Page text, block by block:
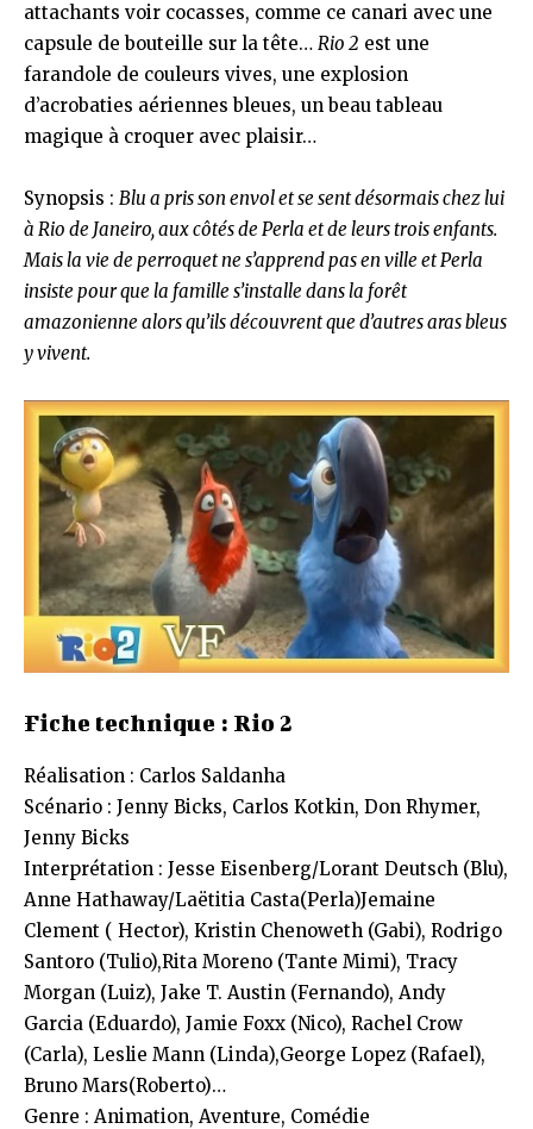
attachants voir cocasses, comme ce canari avec une
capsule de bouteille sur la tête… Rio 2 est une
farandole de couleurs vives, une explosion
d’acrobaties aériennes bleues, un beau tableau
magique à croquer avec plaisir…
Synopsis : Blu a pris son envol et se sent désormais chez lui
à Rio de Janeiro, aux côtés de Perla et de leurs trois enfants.
Mais la vie de perroquet ne s’apprend pas en ville et Perla
insiste pour que la famille s’installe dans la forêt
amazonienne alors qu’ils découvrent que d’autres aras bleus
y vivent.
Fiche technique : Rio 2
Réalisation : Carlos Saldanha
Scénario : Jenny Bicks, Carlos Kotkin, Don Rhymer,
Jenny Bicks
Interprétation : Jesse Eisenberg/Lorant Deutsch (Blu),
Anne Hathaway/Laëtitia Casta(Perla)Jemaine
Clement ( Hector), Kristin Chenoweth (Gabi), Rodrigo
Santoro (Tulio),Rita Moreno (Tante Mimi), Tracy
Morgan (Luiz), Jake T. Austin (Fernando), Andy
Garcia (Eduardo), Jamie Foxx (Nico), Rachel Crow
(Carla), Leslie Mann (Linda),George Lopez (Rafael),
Bruno Mars(Roberto)…
Genre : Animation, Aventure, Comédie